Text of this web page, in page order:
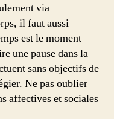
via
il faut aussi
est le moment
une pause dans la
sans objectifs de
Ne pas oublier
affectives et sociales